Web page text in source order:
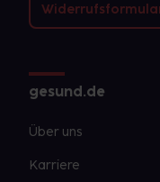
gesund.de
Über uns
Karriere